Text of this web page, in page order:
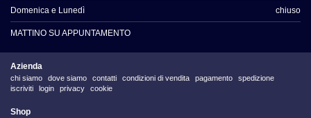
Domenica e Lunedì chiuso
MATTINO SU APPUNTAMENTO
Azienda
chi siamo dove siamo contatti condizioni di vendita pagamento
spedizione
iscriviti
login privacy cookie
Shop